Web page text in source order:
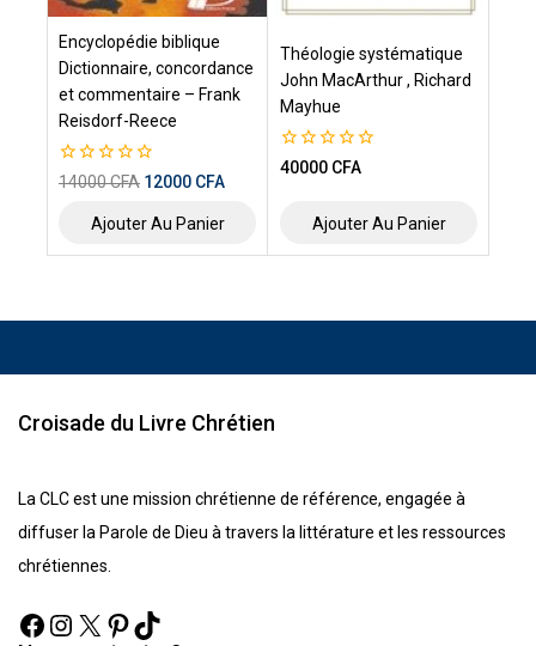
Encyclopédie biblique
Dictionnaire, concordance
et commentaire – Frank
Reisdorf-Reece
0
14000CFA 12000 CFA
Ajouter Au Panier
Théologie systématique
John MacArthur , Richard
Mayhue
0
40000 CFA
Ajouter Au Panier
Croisade du Livre Chrétien
La CLC est une mission chrétienne de référence, engagée à
diffuser la Parole de Dieu à travers la littérature et les ressources
chrétiennes.